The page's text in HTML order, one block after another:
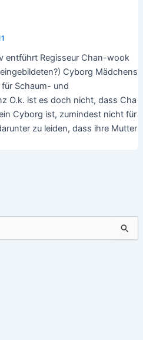
entführt Regisseur Chan-wook
Cyborg Mädchens
für Schaum- und
O.k. ist es doch nicht, dass Cha
Cyborg ist, zumindest nicht für
zu leiden, dass ihre Mutter